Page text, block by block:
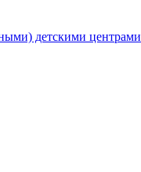
детскими центрами